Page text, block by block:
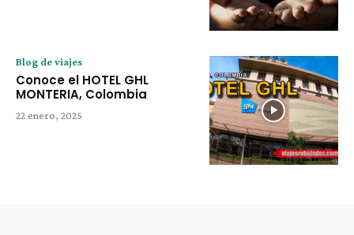
Blog de viajes
Conoce el HOTEL GHL
MONTERIA, Colombia
22 enero, 2025